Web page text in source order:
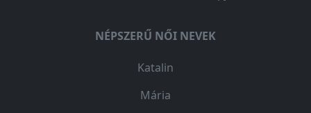
NÉPSZERŰ NŐI NEVEK
Katalin
Mária